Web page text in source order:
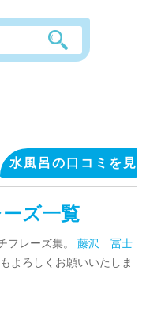
水風呂の口コミを見る
ズ一覧
フレーズ集。 藤沢 冨士
よろしくお願いいたしま